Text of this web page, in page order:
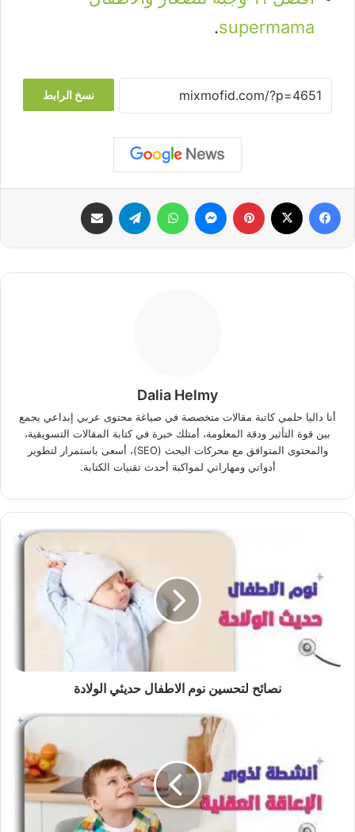
supermama
.
نسخ الرابط
فيسبوك بينتيريست ماسنجر واتساب تيلقرام
Dalia Helmy
أنا داليا حلمي كاتبة مقالات متخصصة في صياغة محتوى عربي إبداعي يجمع
بين قوة التأثير ودقة المعلومة، أمتلك خبرة في كتابة المقالات التسويقية،
والمحتوى المتوافق مع محركات البحث (SEO)، أسعى باستمرار لتطوير
أدواتي ومهاراتي لمواكبة أحدث تقنيات الكتابة.
الاطفال
الولادة
نصائح لتحسين نوم الاطفال حديثي الولادة